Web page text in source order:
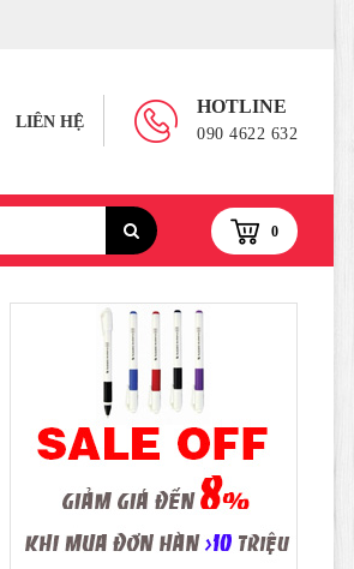
HOTLINE
090 4622 632
LIÊN HỆ
0